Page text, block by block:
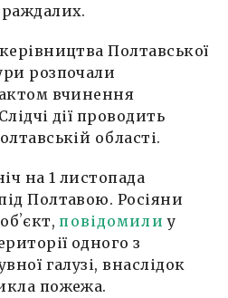
Полтавської
розпочали
вчинення
дії проводить
області.
на 1 листопада
Полтавою. Росіяни
повідомили у
одного з
галузі, внаслідок
пожежа.